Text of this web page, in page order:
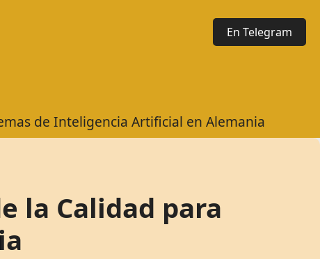
En Telegram
de Inteligencia Artificial en Alemania
la Calidad para